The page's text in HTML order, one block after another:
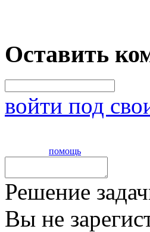
Оставить
войти под
помощь
Решение
Вы не